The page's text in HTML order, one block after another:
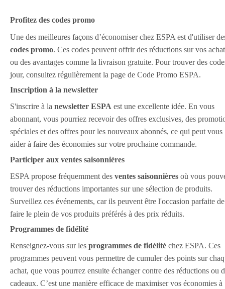
Profitez des codes promo
Une des meilleures façons d’économiser chez ESPA est d'utiliser
codes promo. Ces codes peuvent offrir des réductions sur vos
ou des avantages comme la livraison gratuite. Pour trouver des
jour, consultez régulièrement la page de Code Promo ESPA.
Inscription à la newsletter
S'inscrire à la newsletter ESPA est une excellente idée. En vous
abonnant, vous pourriez recevoir des offres exclusives, des
spéciales et des offres pour les nouveaux abonnés, ce qui peut vous
aider à faire des économies sur votre prochaine commande.
Participer aux ventes saisonnières
ESPA propose fréquemment des ventes saisonnières où vous
trouver des réductions importantes sur une sélection de produits.
Surveillez ces événements, car ils peuvent être l'occasion parfaite de
faire le plein de vos produits préférés à des prix réduits.
Programmes de fidélité
Renseignez-vous sur les programmes de fidélité chez ESPA. Ces
programmes peuvent vous permettre de cumuler des points sur
achat, que vous pourrez ensuite échanger contre des réductions ou
cadeaux. C’est une manière efficace de maximiser vos économies à